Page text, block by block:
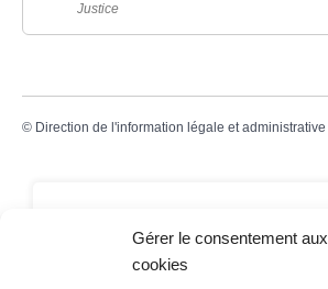
Gérer le consentement aux
cookies
LA MAIRIE
Justice
© Direction de l'information légale et administrative